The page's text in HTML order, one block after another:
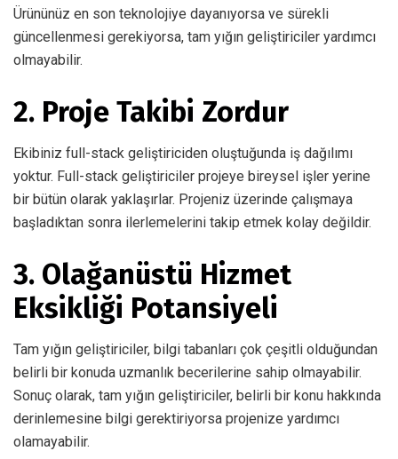
Ürününüz en son teknolojiye dayanıyorsa ve sürekli
güncellenmesi gerekiyorsa, tam yığın geliştiriciler yardımcı
olmayabilir.
2. Proje Takibi Zordur
Ekibiniz full-stack geliştiriciden oluştuğunda iş dağılımı
yoktur. Full-stack geliştiriciler projeye bireysel işler yerine
bir bütün olarak yaklaşırlar. Projeniz üzerinde çalışmaya
başladıktan sonra ilerlemelerini takip etmek kolay değildir.
3. Olağanüstü Hizmet
Eksikliği Potansiyeli
Tam yığın geliştiriciler, bilgi tabanları çok çeşitli olduğundan
belirli bir konuda uzmanlık becerilerine sahip olmayabilir.
Sonuç olarak, tam yığın geliştiriciler, belirli bir konu hakkında
derinlemesine bilgi gerektiriyorsa projenize yardımcı
olamayabilir.